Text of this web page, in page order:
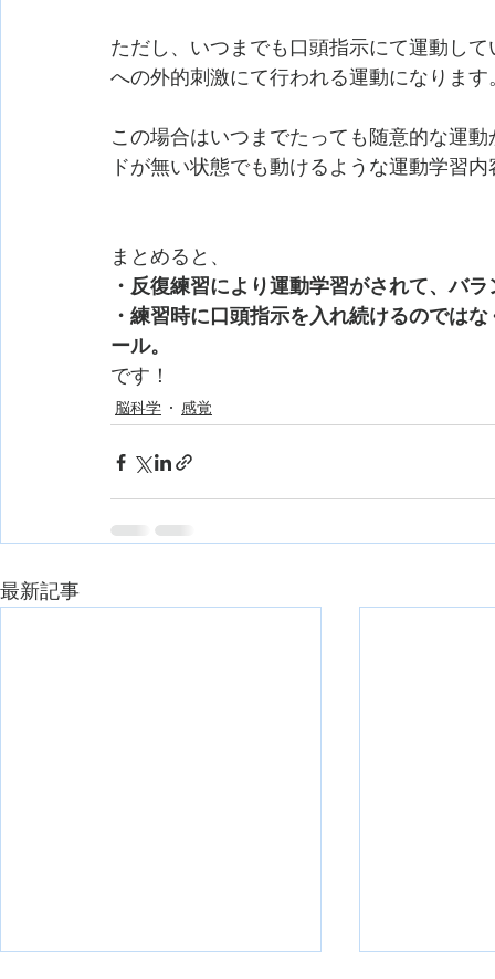
ただし、いつまでも口頭指示にて運動し
への外的刺激にて行われる運動になります
この場合はいつまでたっても随意的な運
ドが無い状態でも動けるような運動学習
まとめると、
・反復練習により運動学習がされて、バ
・練習時に口頭指示を入れ続けるのでは
ール。
です！
脳科学 感覚
最新記事